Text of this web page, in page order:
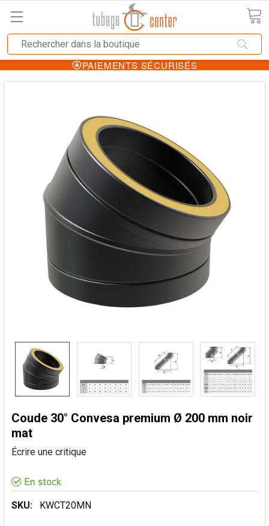
PAIEMENTS SÉCURISÉS
Coude 30° Convesa premium Ø 200 mm noir
mat
Écrire une critique
SKU: KWCT20MN